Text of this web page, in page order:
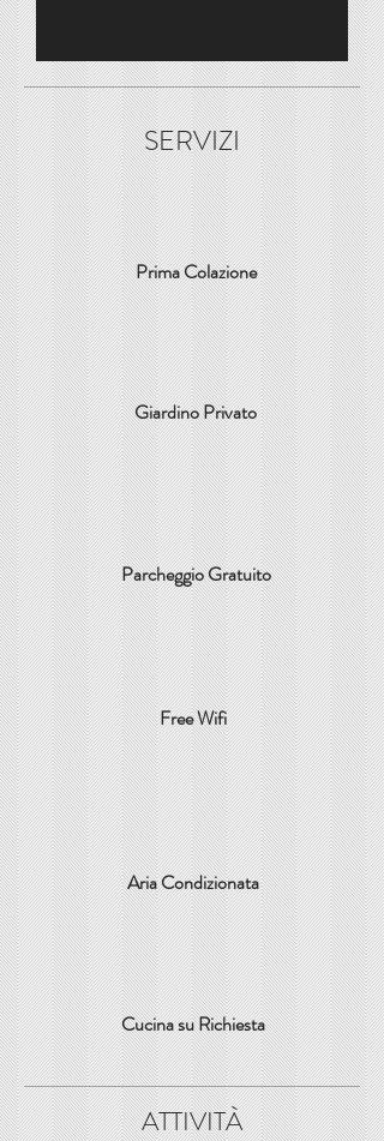
SERVIZI
Prima Colazione
Giardino Privato
Parcheggio Gratuito
Free Wifi
Aria Condizionata
Cucina​su Richiesta
ATTIVITÀ